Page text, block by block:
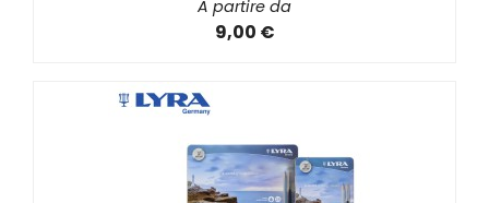
A partire da
9,00 €